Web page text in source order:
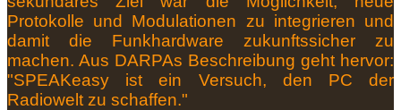
Protokolle und Modulationen zu integrieren und
damit die Funkhardware zukunftssicher zu
machen. Aus DARPAs Beschreibung geht hervor:
"SPEAKeasy ist ein Versuch, den PC der
Radiowelt zu schaffen."